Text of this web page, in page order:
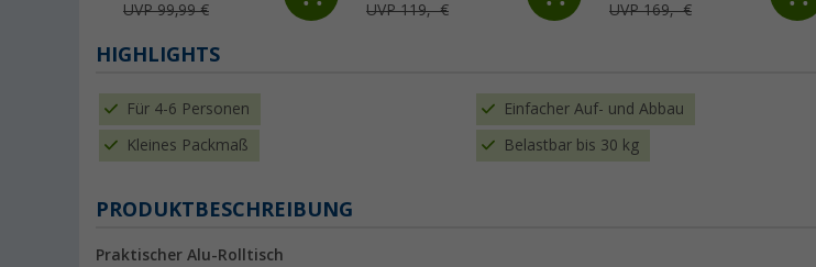
UVP 99,99 € UVP 119,- € UVP 169,- €
HIGHLIGHTS
Für 4-6 Personen Einfacher Auf- und Abbau
Kleines Packmaß Belastbar bis 30 kg
PRODUKTBESCHREIBUNG
Praktischer Alu-Rolltisch